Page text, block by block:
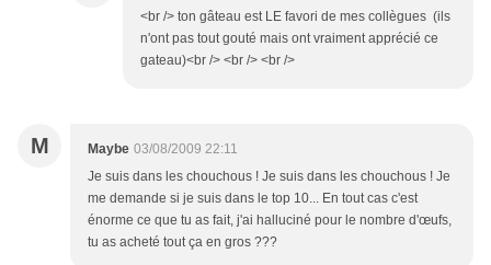
<br /> ton gâteau est LE favori de mes collègues (ils
n'ont pas tout gouté mais ont vraiment apprécié ce
gateau)<br /> <br /> <br />
M Maybe 03/08/2009 22:11
Je suis dans les chouchous ! Je suis dans les chouchous ! Je
me demande si je suis dans le top 10... En tout cas c'est
énorme ce que tu as fait, j'ai halluciné pour le nombre d'œufs,
tu as acheté tout ça en gros ???